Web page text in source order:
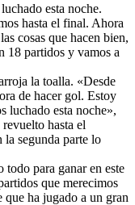
esta noche.
hasta el final. Ahora
cosas que hacen bien,
18 partidos y vamos a
la toalla. «Desde
de hacer gol. Estoy
luchado esta noche»,
hasta el
segunda parte lo
para ganar en este
que merecimos
ha jugado a un gran